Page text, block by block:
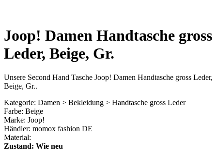
Joop! Damen Handtasche gross
Leder, Beige, Gr.
Unsere Second Hand Tasche Joop! Damen Handtasche gross Leder,
Beige, Gr..
Kategorie: Damen > Bekleidung > Handtasche gross Leder
Farbe: Beige
Marke: Joop!
Händler: momox fashion DE
Material:
Zustand: Wie neu